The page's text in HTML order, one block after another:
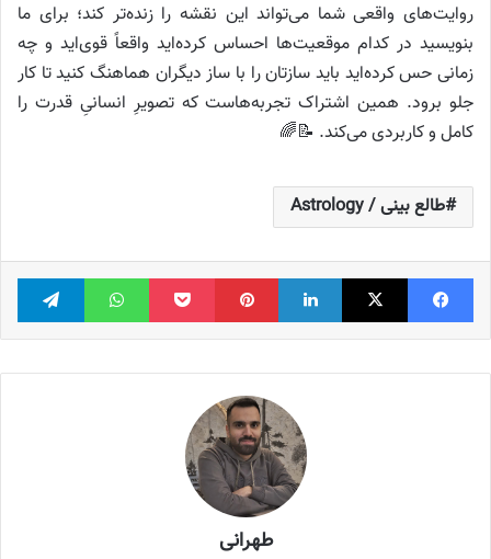
روایت‌های واقعی شما می‌تواند این نقشه را زنده‌تر کند؛ برای ما
بنویسید در کدام موقعیت‌ها احساس کرده‌اید واقعاً قوی‌اید و چه
زمانی حس کرده‌اید باید سازتان را با ساز دیگران هماهنگ کنید تا کار
جلو برود. همین اشتراک تجربه‌هاست که تصویرِ انسانیِ قدرت را
کامل و کاربردی می‌کند. 📝🌈
طالع بینی / Astrology
فیس بوک X لینکدین ‫پین‌ترست پاکت واتس آپ
طهرانی